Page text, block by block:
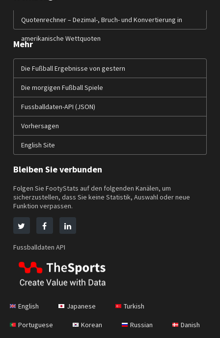
Quotenrechner – Dezimal-, Bruch- und Konvertierung in
amerikanische Wettquoten
Mehr
Die Fußball Ergebnisse von gestern
Die morgigen Fußball Spiele
Fussballdaten-API (JSON)
Vorhersagen
English Site
Bleiben Sie verbunden
Folgen Sie FootyStats auf den folgenden Kanälen, um
sicherzustellen, dass Sie keine Statistik, Auswahl oder neue
Funktion verpassen.
Fussballdaten API
English Japanese Turkish
Portuguese Korean Russian Danish